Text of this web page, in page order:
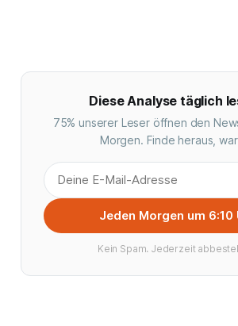
Diese Analyse täglich
75% unserer Leser öffnen den
Morgen. Finde heraus,
Jeden Morgen um 6:10
Kein Spam. Jederzeit